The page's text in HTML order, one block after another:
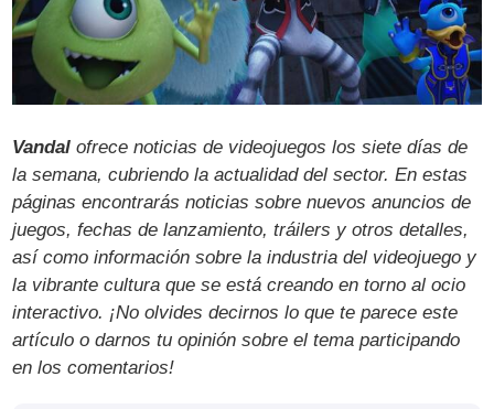
Vandal ofrece noticias de videojuegos los siete días de
la semana, cubriendo la actualidad del sector. En estas
páginas encontrarás noticias sobre nuevos anuncios de
juegos, fechas de lanzamiento, tráilers y otros detalles,
así como información sobre la industria del videojuego y
la vibrante cultura que se está creando en torno al ocio
interactivo. ¡No olvides decirnos lo que te parece este
artículo o darnos tu opinión sobre el tema participando
en los comentarios!